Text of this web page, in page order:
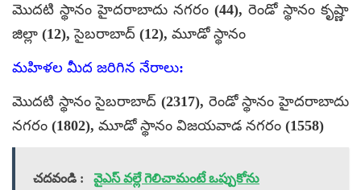
మొదటి స్థానం హైదరాబాదు నగరం (44), రెండో స్థానం కృష్ణా
జిల్లా (12), సైబరాబాద్ (12), మూడో స్థానం
మహిళల మీద జరిగిన నేరాలు:
మొదటి స్థానం సైబరాబాద్ (2317), రెండో స్థానం హైదరాబాదు
నగరం (1802), మూడో స్థానం విజయవాడ నగరం (1558)
చదవండి : వైఎస్‌ వల్లే గెలిచామంటే ఒప్పుకోను